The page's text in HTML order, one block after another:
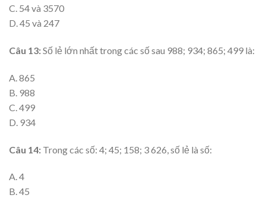
C. 54 và 3570
D. 45 và 247
Câu 13:Số lẻ lớn nhất trong các số sau 988; 934; 865; 499 là:
A. 865
B. 988
C. 499
D. 934
Câu 14: Trong các số: 4; 45; 158; 3 626, số lẻ là số:
A. 4
B. 45